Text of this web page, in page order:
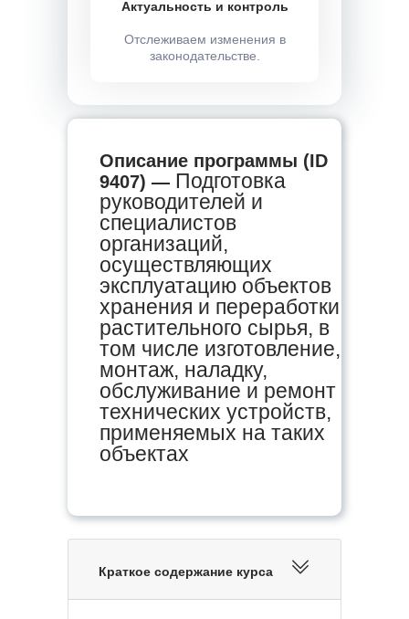
Актуальность и контроль
Отслеживаем изменения в
законодательстве.
Описание программы (ID
9407) — Подготовка
руководителей и
специалистов
организаций,
осуществляющих
эксплуатацию объектов
хранения и переработки
растительного сырья, в
том числе изготовление,
монтаж, наладку,
обслуживание и ремонт
технических устройств,
применяемых на таких
объектах
Краткое содержание курса